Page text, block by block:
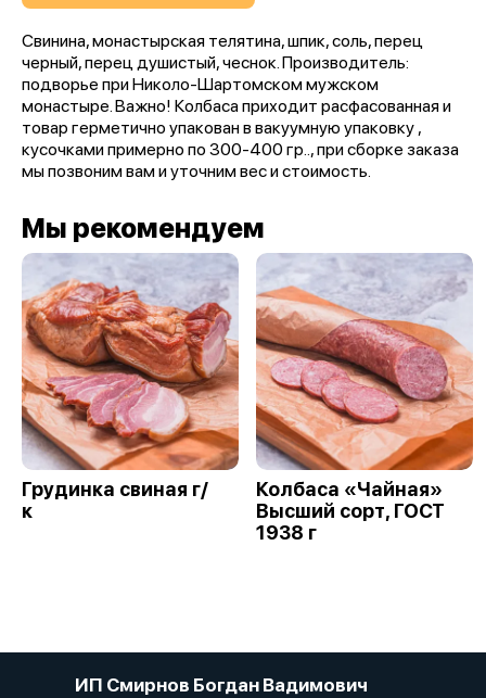
Свинина, монастырская телятина, шпик, соль, перец
черный, перец душистый, чеснок. Производитель:
подворье при Николо-Шартомском мужском
монастыре. Важно! Колбаса приходит расфасованная и
товар герметично упакован в вакуумную упаковку ,
кусочками примерно по 300-400 гр.., при сборке заказа
мы позвоним вам и уточним вес и стоимость.
Мы рекомендуем
Грудинка свиная г/
к
Колбаса «Чайная»
Высший сорт, ГОСТ
1938 г
ИП Смирнов Богдан Вадимович